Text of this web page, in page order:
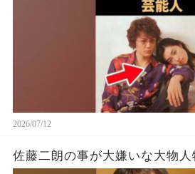
2026/07/12
佐藤二朗の事が大嫌いな大物人